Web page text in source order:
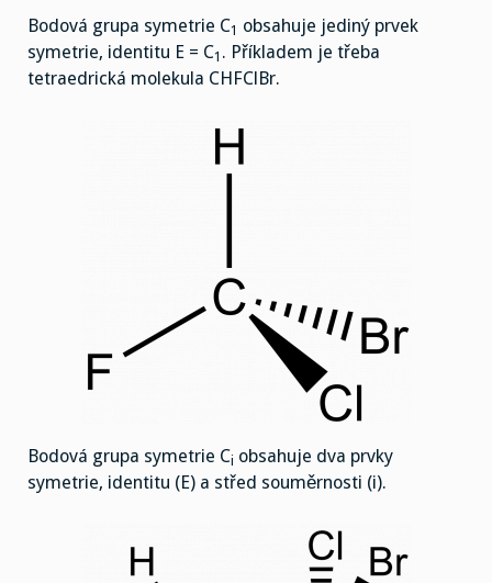
Bodová grupa symetrie C1 obsahuje jediný prvek
symetrie, identitu E = C1 . Příkladem je třeba
tetraedrická molekula CHFClBr.
Bodová grupa symetrie Ci obsahuje dva prvky
symetrie, identitu (E) a střed souměrnosti (i).